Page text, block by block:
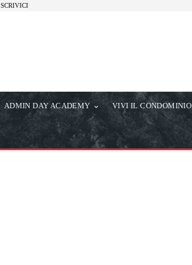
SCRIVICI
ADMIN DAY ACADEMY VIVI IL CONDOMINIO